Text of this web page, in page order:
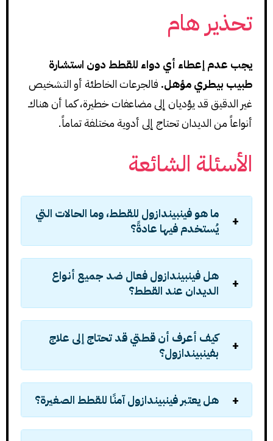
تحذير هام
يجب عدم إعطاء أي دواء للقطط دون استشارة
طبيب بيطري مؤهل. فالجرعات الخاطئة أو التشخيص
غير الدقيق قد يؤديان إلى مضاعفات خطيرة، كما أن هناك
أنواعاً من الديدان تحتاج إلى أدوية مختلفة تماماً.
الأسئلة الشائعة
ما هو فينبيندازول للقطط، وما الحالات التي
يُستخدم فيها عادةً؟
هل فينبيندازول فعال ضد جميع أنواع
الديدان عند القطط؟
كيف أعرف أن قطتي قد تحتاج إلى علاج
بفينبيندازول؟
هل يعتبر فينبيندازول آمنًا للقطط الصغيرة؟